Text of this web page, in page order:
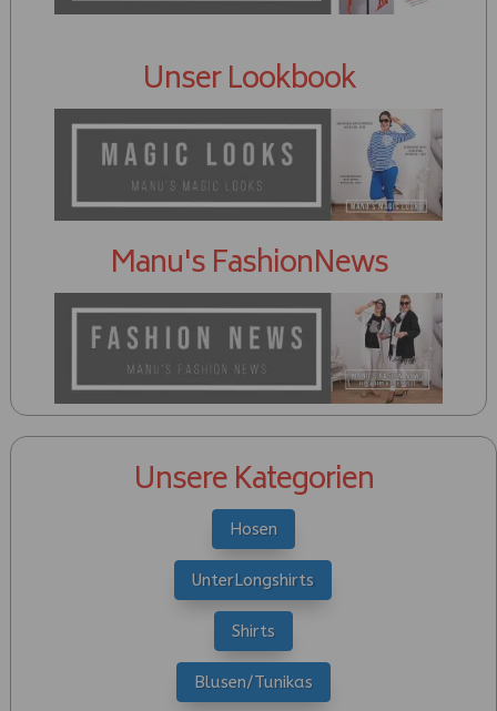
Unser Lookbook
Manu's FashionNews
Unsere Kategorien
Hosen
UnterLongshirts
Shirts
Blusen/Tunikas